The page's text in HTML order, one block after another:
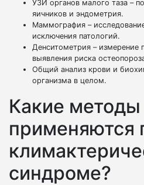
УЗИ органов малого таза –
яичников и эндометрия.
Маммография –
исключения патологий.
Денситометрия – измерение
выявления риска
Общий анализ крови и
организма в целом.
Какие методы
применяются
синдроме?